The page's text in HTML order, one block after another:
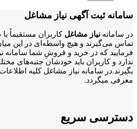
سامانه ثبت آگهی نیاز مشاغل
در سامانه نیاز مشاغل کاربران مستقیماً
تماس می‌گیرند و هیچ واسطه‌ای در این
فرمایید که در خرید و فروشِ شما سامانه
ندارد و کاربران باید خودشان جنبه‌های
بگیرند.در سامانه نیاز مشاغل کلیه
معرفی میگردد.
دسترسی سریع